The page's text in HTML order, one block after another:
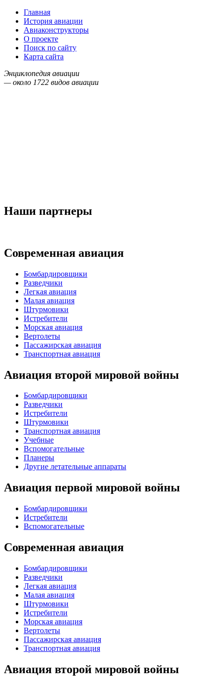
Главная
История авиации
Авиаконструкторы
О проекте
Поиск по сайту
Карта сайта
Энциклопедия авиации
— около 1722 видов авиации
Наши партнеры
Современная авиация
Бомбардировщики
Разведчики
Легкая авиация
Малая авиация
Штурмовики
Истребители
Морская авиация
Вертолеты
Пассажирская авиация
Транспортная авиация
Авиация второй мировой войны
Бомбардировщики
Разведчики
Истребители
Штурмовики
Транспортная авиация
Учебные
Вспомогательные
Планеры
Другие летательные аппараты
Авиация первой мировой войны
Бомбардировщики
Истребители
Вспомогательные
Современная авиация
Бомбардировщики
Разведчики
Легкая авиация
Малая авиация
Штурмовики
Истребители
Морская авиация
Вертолеты
Пассажирская авиация
Транспортная авиация
Авиация второй мировой войны